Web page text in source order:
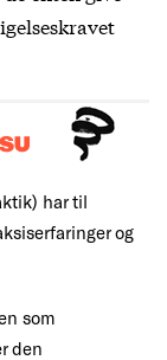
har til
og
som
den